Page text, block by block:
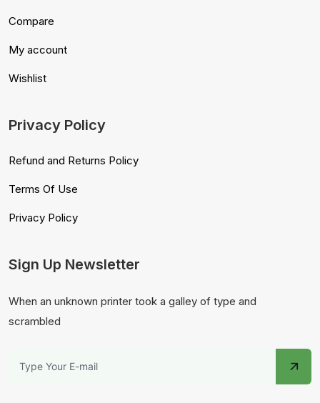
Compare
My account
Wishlist
Privacy Policy
Refund and Returns Policy
Terms Of Use
Privacy Policy
Sign Up Newsletter
When an unknown printer took a galley of type and
scrambled